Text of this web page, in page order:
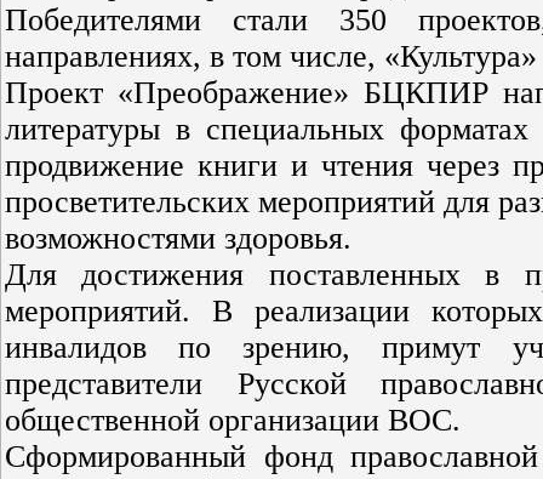
Победителями стали 350
направлениях, в том числе,
Проект «Преображение» БЦКПИР
литературы в специальных
продвижение книги и чтения через
просветительских мероприятий для
возможностями здоровья.
Для достижения поставленных в
мероприятий. В реализации
инвалидов по зрению, примут
представители Русской
общественной организации ВОС.
Сформированный фонд православной